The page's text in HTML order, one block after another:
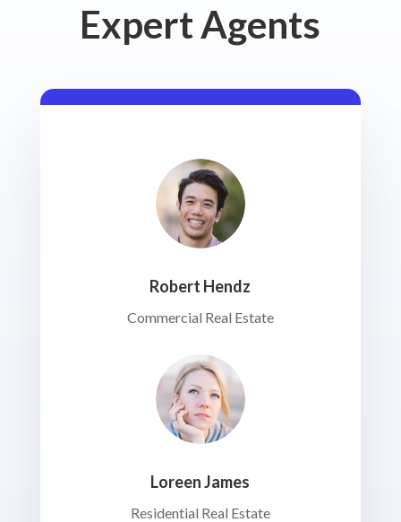
Expert Agents
Robert Hendz
Commercial Real Estate
Loreen James
Residential Real Estate